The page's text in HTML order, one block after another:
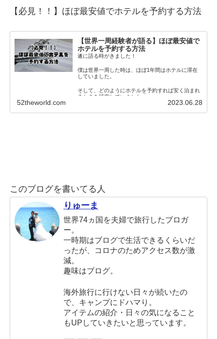
【必見！！】 ほぼ最安値でホテルを予約する方法
【世界一周経験者が語る】ほぼ最安値で
ホテルを予約する方法
遂に語る時がきました！
僕は世界一周した時は、ほぼ1年間はホテルに滞在
していました。
そして、どのようにホテルを予約すれば安く泊まれ
るか？を研究していました。
52theworld.com 2023.06.28
このブログを書いてる人
りゅーま
世界74ヵ国を夫婦で旅行したブロガ
ー。
一時期はブログで生活できるくらいだ
ったが、コロナのためアクセス数が激
減。
趣味はブログ。
海外旅行に行けない日々が続いたの
で、キャンプにドハマり。
アイテムの紹介・日々の気になること
もUPしていきたいと思っています。